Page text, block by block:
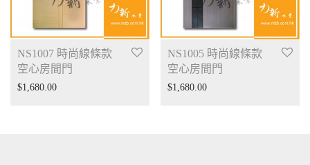
NS1007 時尚線條款
空心房間門
$1,680.00
NS1005 時尚線條款
空心房間門
$1,680.00